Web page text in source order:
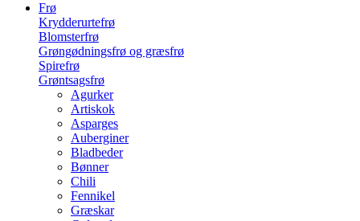
Frø
Krydderurtefrø
Blomsterfrø
Grøngødningsfrø og græsfrø
Spirefrø
Grøntsagsfrø
Agurker
Artiskok
Asparges
Auberginer
Bladbeder
Bønner
Chili
Fennikel
Græskar